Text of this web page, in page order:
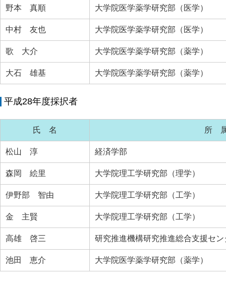
野本 真順 大学院医学薬学研究部（医学）
中村 友也 大学院医学薬学研究部（医学）
歌 大介 大学院医学薬学研究部（薬学）
大石 雄基 大学院医学薬学研究部（薬学）
平成28年度採択者
氏 名 所
松山 淳 経済学部
森岡 絵里 大学院理工学研究部（理学）
伊野部 智由 大学院理工学研究部（工学）
金 主賢 大学院理工学研究部（工学）
高雄 啓三 研究推進機構研究推進総合支援セン
池田 恵介 大学院医学薬学研究部（薬学）